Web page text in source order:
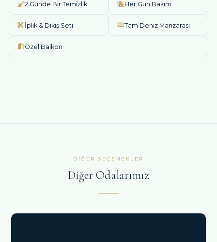
2 Günde Bir Temizlik Her Gün Bakım
İplik & Dikiş Seti Tam Deniz Manzarası
Özel Balkon
DIĞER SEÇENEKLER
Diğer Odalarımız